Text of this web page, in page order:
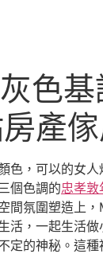
色
產
色，可以的女
個色調的忠孝敦
間氛圍塑造上
活，一起生活
定的神秘。這